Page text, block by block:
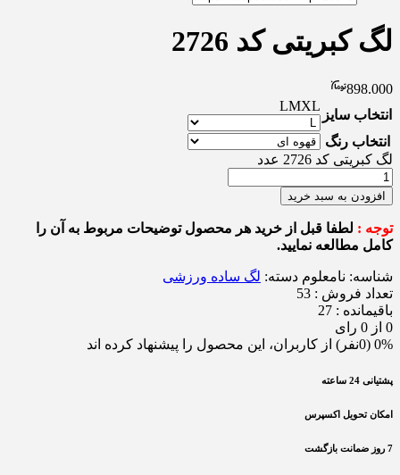
لگ کبریتی کد 2726
898.000
انتخاب سایز
LMXL
انتخاب رنگ
لگ کبریتی کد 2726 عدد
افزودن به سبد خرید
توجه : لطفا قبل از خرید هر محصول توضیحات مربوط به آن را
کامل مطالعه نمایید.
شناسه: نامعلوم دسته: لگ ساده ورزشی
تعداد فروش : 53
باقیمانده : 27
0 از 0 رای
0% (0نفر) از کاربران، این محصول را پیشنهاد کرده اند
پشتیانی 24 ساعته
امکان تحویل اکسپرس
7 روز ضمانت بازگشت